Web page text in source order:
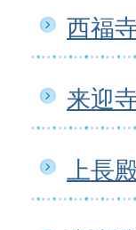
西福
来迎
上長